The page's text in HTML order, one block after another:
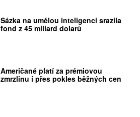
Sázka na umělou inteligenci srazila
fond z 45 miliard dolarů
Američané platí za prémiovou
zmrzlinu i přes pokles běžných cen